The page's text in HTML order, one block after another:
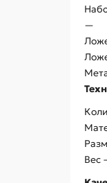
—
Вес